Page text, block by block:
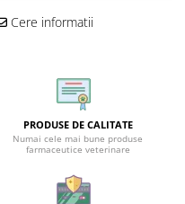
Cere informatii
PRODUSE DE CALITATE
Numai cele mai bune produse
farmaceutice veterinare